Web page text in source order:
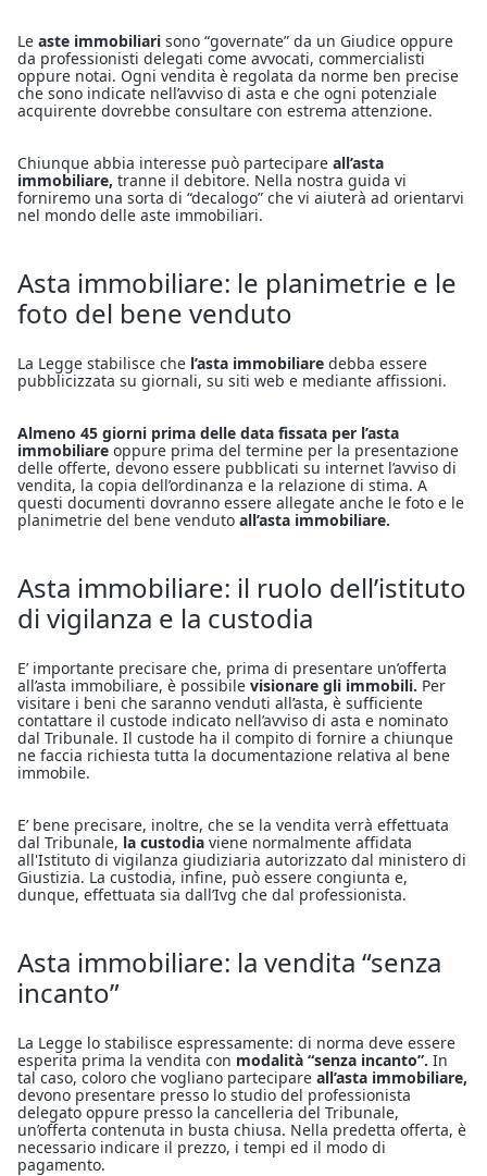
Le aste immobiliari sono “governate” da un Giudice oppure
da professionisti delegati come avvocati, commercialisti
oppure notai. Ogni vendita è regolata da norme ben precise
che sono indicate nell’avviso di asta e che ogni potenziale
acquirente dovrebbe consultare con estrema attenzione.
Chiunque abbia interesse può partecipare all’asta
immobiliare, tranne il debitore. Nella nostra guida vi
forniremo una sorta di “decalogo” che vi aiuterà ad orientarvi
nel mondo delle aste immobiliari.
Asta immobiliare: le planimetrie e le
foto del bene venduto
La Legge stabilisce che l’asta immobiliare debba essere
pubblicizzata su giornali, su siti web e mediante affissioni.
Almeno 45 giorni prima delle data fissata per l’asta
immobiliare oppure prima del termine per la presentazione
delle offerte, devono essere pubblicati su internet l’avviso di
vendita, la copia dell’ordinanza e la relazione di stima. A
questi documenti dovranno essere allegate anche le foto e le
planimetrie del bene venduto all’asta immobiliare.
Asta immobiliare: il ruolo dell’istituto
di vigilanza e la custodia
E’ importante precisare che, prima di presentare un’offerta
all’asta immobiliare, è possibile visionare gli immobili. Per
visitare i beni che saranno venduti all’asta, è sufficiente
contattare il custode indicato nell’avviso di asta e nominato
dal Tribunale. Il custode ha il compito di fornire a chiunque
ne faccia richiesta tutta la documentazione relativa al bene
immobile.
E’ bene precisare, inoltre, che se la vendita verrà effettuata
dal Tribunale, la custodia viene normalmente affidata
all'Istituto di vigilanza giudiziaria autorizzato dal ministero di
Giustizia. La custodia, infine, può essere congiunta e,
dunque, effettuata sia dall’Ivg che dal professionista.
Asta immobiliare: la vendita “senza
incanto”
La Legge lo stabilisce espressamente: di norma deve essere
esperita prima la vendita con modalità “senza incanto”. In
tal caso, coloro che vogliano partecipare all’asta immobiliare,
devono presentare presso lo studio del professionista
delegato oppure presso la cancelleria del Tribunale,
un’offerta contenuta in busta chiusa. Nella predetta offerta, è
necessario indicare il prezzo, i tempi ed il modo di
pagamento.